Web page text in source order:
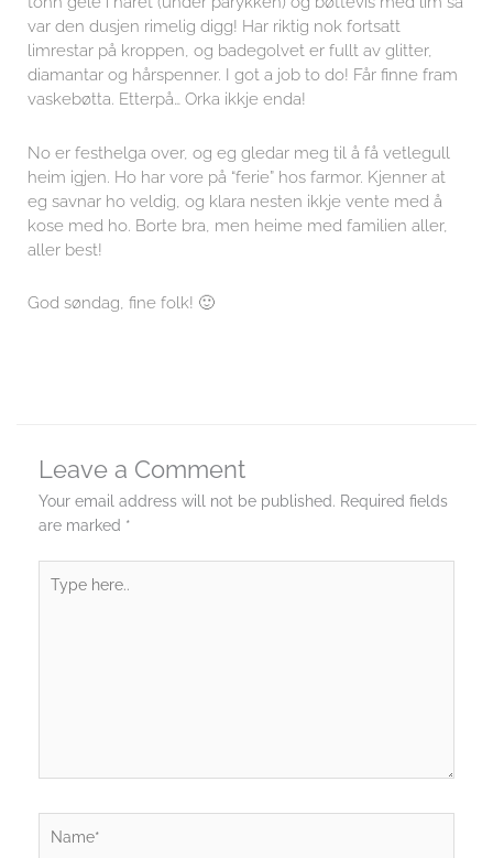
var den dusjen rimelig digg! Har riktig nok fortsatt
limrestar på kroppen, og badegolvet er fullt av glitter,
diamantar og hårspenner. I got a job to do! Får finne fram
vaskebøtta. Etterpå… Orka ikkje enda!
No er festhelga over, og eg gledar meg til å få vetlegull
heim igjen. Ho har vore på “ferie” hos farmor. Kjenner at
eg savnar ho veldig, og klara nesten ikkje vente med å
kose med ho. Borte bra, men heime med familien aller,
aller best!
God søndag, fine folk! 🙂
Leave a Comment
Your email address will not be published. Required fields
are marked *
here..